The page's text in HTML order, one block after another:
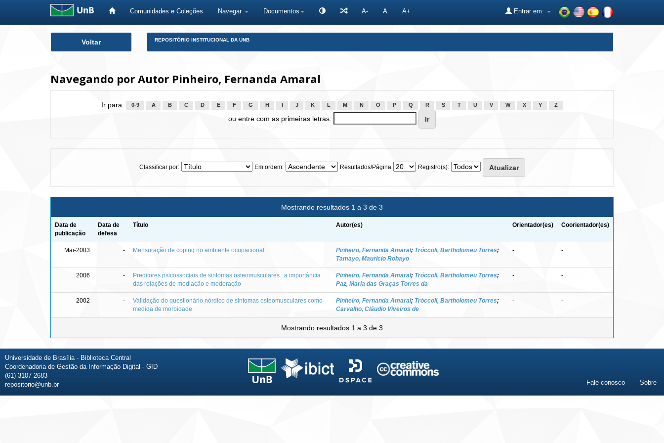
Comunidades e Coleções Navegar Documentos A- A A+ Entrar em:
Voltar REPOSITÓRIO INSTITUCIONAL DA UNB
Navegando por Autor Pinheiro, Fernanda Amaral
Ir para: 0-9 A B C D E F G H J K L M N O P Q R S T U V W X Y Z
ou entre com as primeiras letras:
Classificar por: Em ordem: Resultados/Página Registro(s):
Mostrando resultados 1 a 3 de 3
Data de
publicação
Data de
defesa
Título Autor(es) Orientador(es) Coorientador(es)
Mai-2003 - Mensuração de coping no ambiente ocupacional Pinheiro, Fernanda Amaral; Tróccoli, Bartholomeu Torres;
Tamayo, Mauricio Robayo
- -
2006 -
Preditores psicossociais de sintomas osteomusculares : a importância
das relações de mediação e moderação
Pinheiro, Fernanda Amaral; Tróccoli, Bartholomeu Torres;
Paz, Maria das Graças Torres da
- -
2002 -
Validação do questionário nórdico de sintomas osteomusculares como
medida de morbidade
Pinheiro, Fernanda Amaral; Tróccoli, Bartholomeu Torres;
Carvalho, Cláudio Viveiros de
- -
Mostrando resultados 1 a 3 de 3
Universidade de Brasília - Biblioteca Central
Coordenadoria de Gestão da Informação Digital - GID
(61) 3107-2683
repositorio@unb.br
Fale conosco Sobre